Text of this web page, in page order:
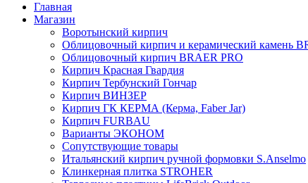
Главная
Магазин
Воротынский кирпич
Облицовочный кирпич и керамический камень
Облицовочный кирпич BRAER PRO
Кирпич Красная Гвардия
Кирпич Тербунский Гончар
Кирпич ВИНЗЕР
Кирпич ГК КЕРМА (Керма, Faber Jar)
Кирпич FURBAU
Варианты ЭКОНОМ
Сопутствующие товары
Итальянский кирпич ручной формовки S.Anselmo
Клинкерная плитка STROHER